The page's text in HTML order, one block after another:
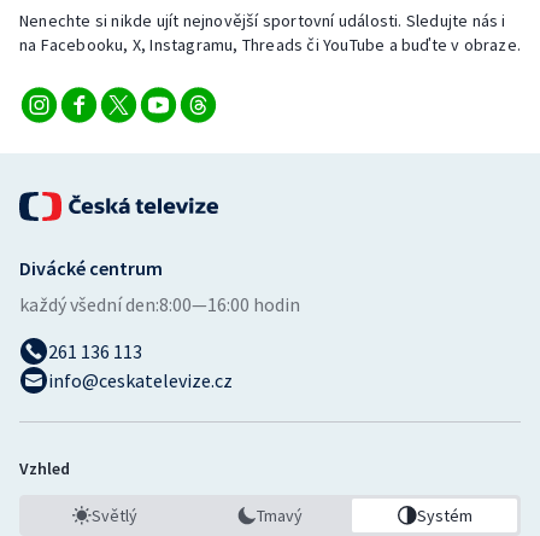
Nenechte si nikde ujít nejnovější sportovní události. Sledujte nás i
na Facebooku, X, Instagramu, Threads či YouTube a buďte v obraze.
Divácké centrum
každý všední den:8:00—16:00 hodin
261 136 113
info@ceskatelevize.cz
Vzhled
Světlý Tmavý Systém